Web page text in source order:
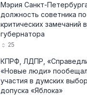
Мэрия Санкт-
должность советника
критических замечаний
губернатора
25
КПРФ, ЛДПР,
«Новые люди»
участия в думских
допуска «Яблока»